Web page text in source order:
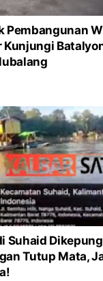
Pembangunan
Kunjungi
Suhaid
Tutup Mata,